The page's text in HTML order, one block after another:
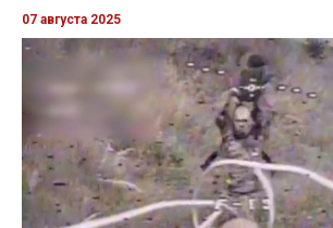
07 августа 2025